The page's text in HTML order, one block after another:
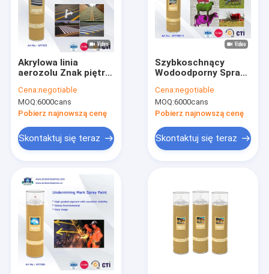
Akrylowa linia
aerozolu Znak piętro
Malowanie
natryskowe
Odporność na
atmosferyczne w
750 ml
Cena:negotiable
MOQ:6000cans
Pobierz najnowszą cenę
Skontaktuj się teraz
Szybkoschnący
Wodoodporny Spray
dla Świni / Owca /
Koń Ogon Fioletowy
Czerwony Zielony
Cena:negotiable
MOQ:6000cans
Pobierz najnowszą cenę
Skontaktuj się teraz